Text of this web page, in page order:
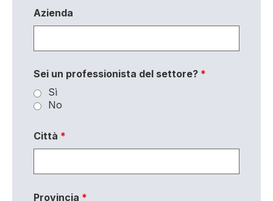
Azienda
Sei un professionista del settore? *
Sì
No
Città *
Provincia *